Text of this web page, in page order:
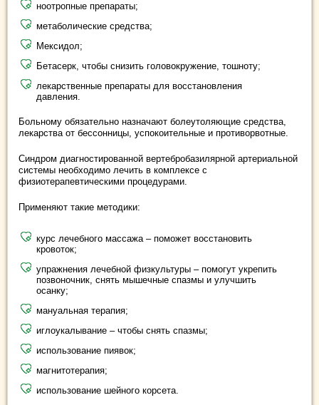
ноотропные препараты;
метаболические средства;
Мексидол;
Бетасерк, чтобы снизить головокружение, тошноту;
лекарственные препараты для восстановления
давления.
Больному обязательно назначают болеутоляющие средства,
лекарства от бессонницы, успокоительные и противорвотные.
Синдром диагностированной вертебробазилярной артериальной
системы необходимо лечить в комплексе с
физиотерапевтическими процедурами.
Применяют такие методики:
курс лечебного массажа – поможет восстановить
кровоток;
упражнения лечебной физкультуры – помогут укрепить
позвоночник, снять мышечные спазмы и улучшить
осанку;
мануальная терапия;
иглоукалывание – чтобы снять спазмы;
использование пиявок;
магнитотерапия;
использование шейного корсета.